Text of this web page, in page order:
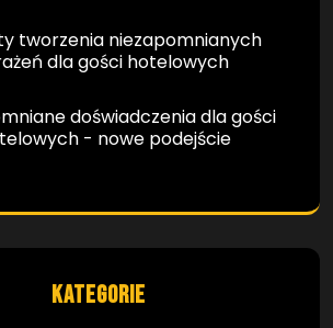
tworzenia niezapomnianych
dla gości hotelowych
doświadczenia dla gości
- nowe podejście
KATEGORIE